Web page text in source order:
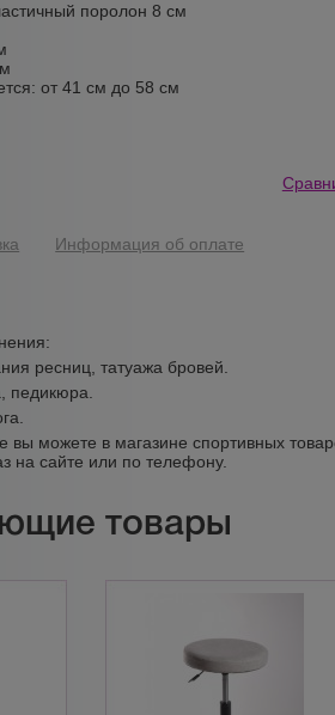
поролон 8 см
от 41 см до 58 см
Информация об оплате
ресниц, татуажа бровей.
педикюра.
вы можете в магазине спортивных
на сайте или по телефону.
товары